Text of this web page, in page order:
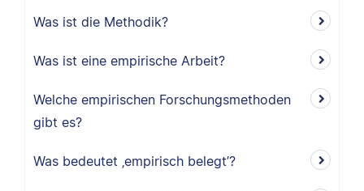
Was ist die Methodik?
Was ist eine empirische Arbeit?
Welche empirischen Forschungsmethoden
gibt es?
Was bedeutet ‚empirisch belegt’?